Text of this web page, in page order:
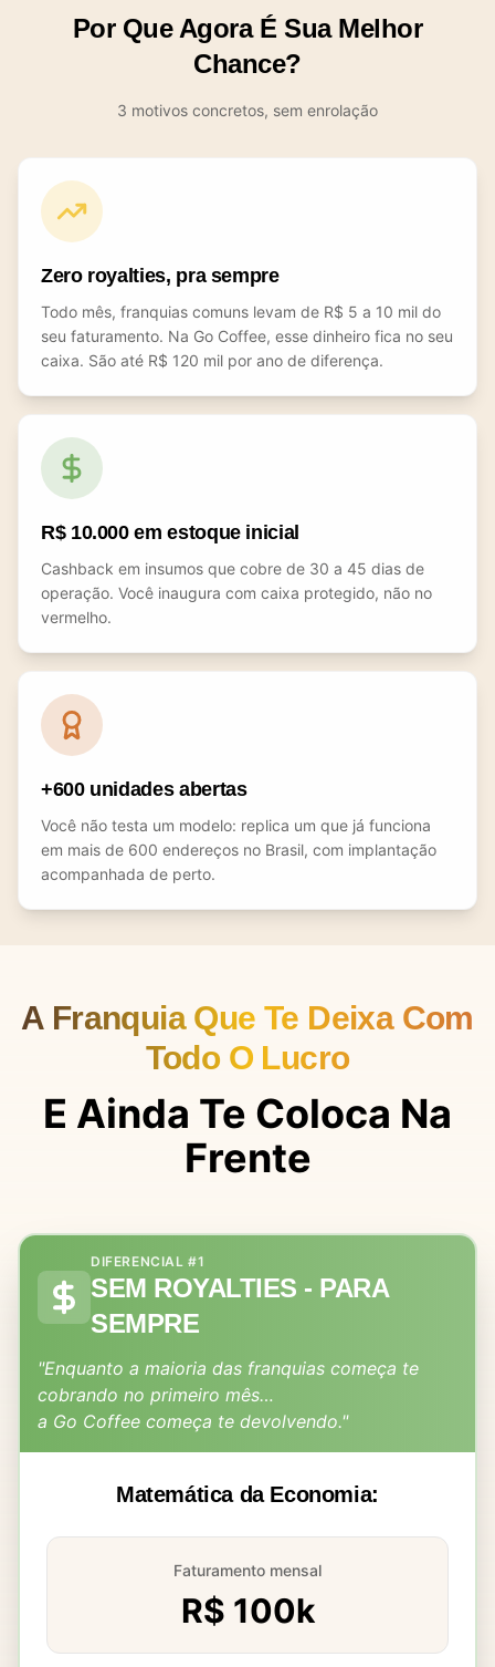
Por Que Agora É Sua Melhor
Chance?
3 motivos concretos, sem enrolação
Zero royalties, pra sempre
Todo mês, franquias comuns levam de R$ 5 a 10 mil do
seu faturamento. Na Go Coffee, esse dinheiro fica no seu
caixa. São até R$ 120 mil por ano de diferença.
R$ 10.000 em estoque inicial
Cashback em insumos que cobre de 30 a 45 dias de
operação. Você inaugura com caixa protegido, não no
vermelho.
+600 unidades abertas
Você não testa um modelo: replica um que já funciona
em mais de 600 endereços no Brasil, com implantação
acompanhada de perto.
A Franquia Que Te Deixa Com
Todo O Lucro
E Ainda Te Coloca Na
Frente
DIFERENCIAL #1
SEM ROYALTIES - PARA
SEMPRE
"Enquanto a maioria das franquias começa te
cobrando no primeiro mês…
a Go Coffee começa te devolvendo."
Matemática da Economia:
Faturamento mensal
R$ 100k